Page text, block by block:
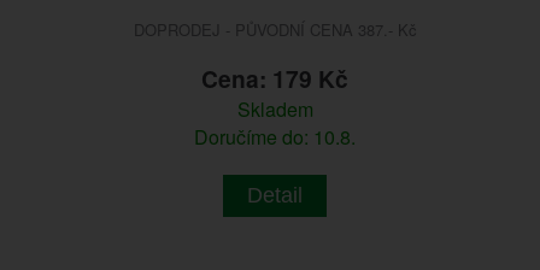
DOPRODEJ - PŮVODNÍ CENA 387.- Kč
Cena: 179 Kč
Skladem
Doručíme do: 10.8.
Detail